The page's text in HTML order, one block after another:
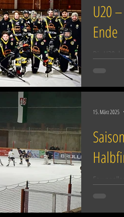
U20
Ende
Die U20
Es war
15. März 2025